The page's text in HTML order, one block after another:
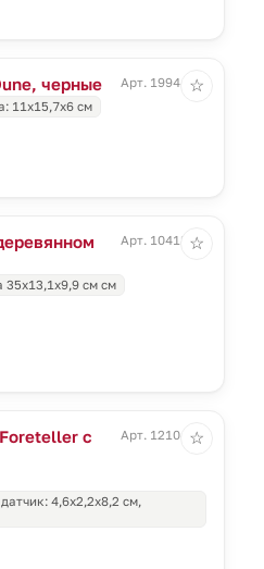
черные
Арт. 19944.33
11х15,7х6 см
☆
Арт. 10418.80
35х13,1х9,9 см см
☆
с
Арт. 12104.30
4,6х2,2х8,2 см,
☆